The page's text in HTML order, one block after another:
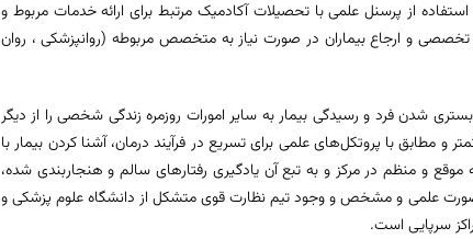
از پرسنل علمی با تحصیلات آکادمیک مرتبط برای ارائه خدمات مربوط و
تخصصی و ارجاع بیماران در صورت نیاز به متخصص مربوطه (روانپزشکی ، روان
شدن فرد و رسیدگی بیمار به سایر امورات روزمره زندگی شخصی را از دیگر
و مطابق با پروتکل‌های علمی برای تسریع در فرآیند درمان، آشنا کردن بیمار با
و منظم در مرکز و به تبع آن یادگیری رفتارهای سالم و هنجاربندی شده،
صورت علمی و مشخص و وجود تیم نظارت قوی متشکل از دانشگاه علوم پزشکی و
سرپایی است.